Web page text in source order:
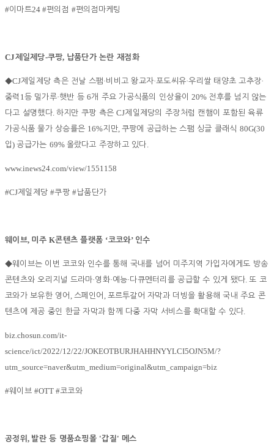
#이마트24 #편의점 #편의점마케팅
CJ제일제당-쿠팡, 납품단가 논란 재점화
◆CJ제일제당 측은 전날 스팸·비비고 왕교자·포도씨유·우리쌀 태양초 고추장·
중력 1등 밀가루·햇반 등6개 주요 가공식품의 인상율이20% 전후를 넘지 않는
다고 설명했다. 하지만 쿠팡 측은CJ제일제당의 주장처럼 캔햄이 포함된 육류
가공식품 물가 상승률은 16%지만, 쿠팡에 공급하는 스팸 싱글 클래식 80G(30
입)공급가는 69% 올랐다고 주장하고 있다.
www.inews24.com/view/1551158
#CJ제일제당#쿠팡#납품단가
웨이브, 미주K콘텐츠 플랫폼 ‘코코와’ 인수
◆웨이브는 이번 코코와 인수를 통해 국내를 넘어 미주지역 가입자에게도 방송
콘텐츠와 오리지널 드라마·영화·예능·다큐멘터리를 공급할 수 있게 됐다.또 코
코와가 보유한 영어 , 스페인어 , 포르투갈어 자막과 더빙을 활용해 국내 주요 콘
텐츠에 제공 중인 한글 자막과 함께 다중 자막 서비스를 확대할 수 있다.
biz.chosun.com/it-
science/ict/2022/12/22/JOKEOTBURJHAHHNYYLCI5OJN5M/?
utm_source=naver&utm_medium=original&utm_campaign=biz
#웨이브#OTT #코코와
공정위 , 발란 등 명품쇼핑몰 '갑질 ' 메스